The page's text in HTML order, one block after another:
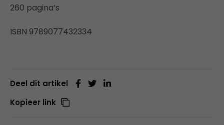
260 pagina’s
ISBN 9789077432334
Deel dit artikel
Kopieer link